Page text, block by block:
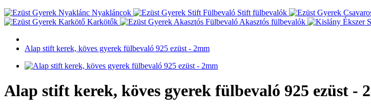
Nyakláncok
Stift fülbevalók
Karkötők
Akasztós fülbevalók
Alap stift kerek, köves gyerek fülbevaló 925 ezüst - 2mm
Alap stift kerek, köves gyerek fülbevaló 925 ezüst -